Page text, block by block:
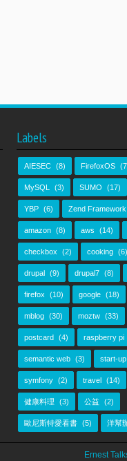
Labels
AIESEC (8) FirefoxOS
MySQL (3) SUMO (17)
YBP (6) Zend Framework
amazon (8) aws (14)
checkbox (2) cooking (6)
drupal (9) drupal7 (8)
firefox (10) google (18)
mblog (30) moztw (33)
postcard (4) raspberry pi
semantic web (3) start-up
symfony (2) travel (14)
健康料理 (3) 公益 (2)
歐尼斯特愛看書 (5) 洋幫
Ernest